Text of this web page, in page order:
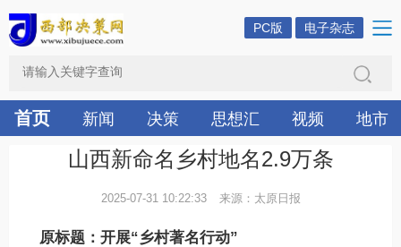
PC版 电子杂志
首页 新闻 决策 思想汇 视频 地市
山西新命名乡村地名2.9万条
2025-07-31 10:22:33 来源：太原日报
原标题：开展“乡村著名行动”